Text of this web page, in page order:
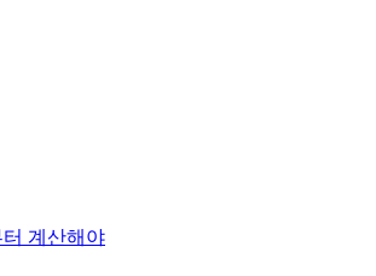
터 계산해야